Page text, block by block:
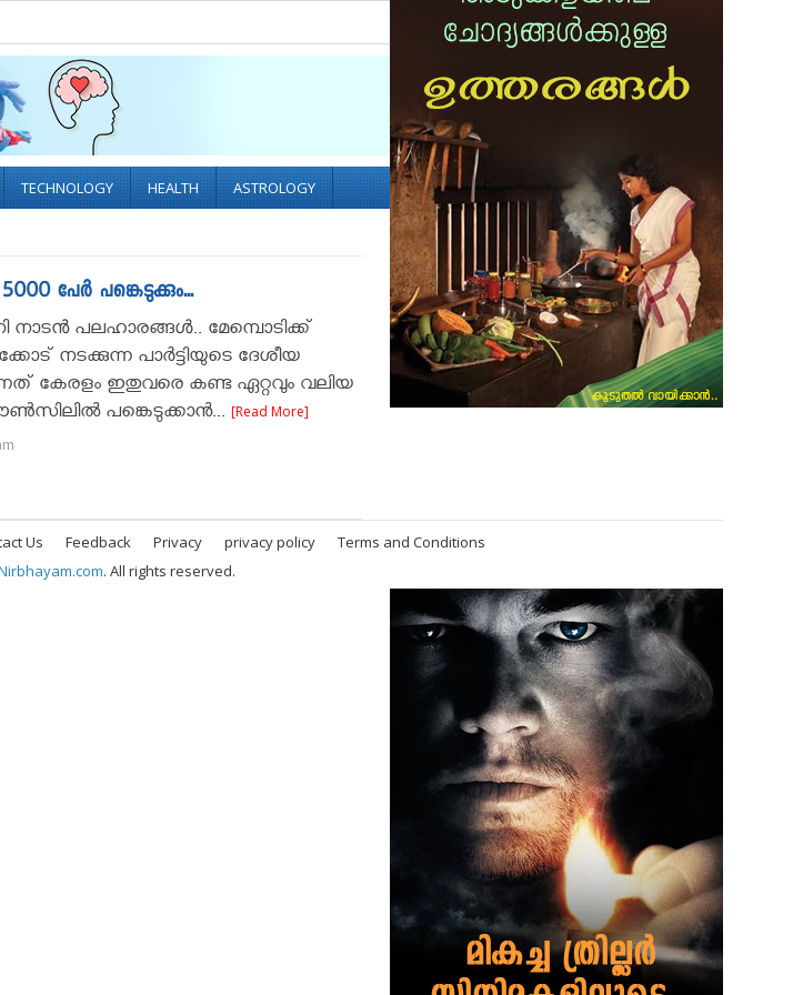
Socialize with us
TECHNOLOGY HEALTH ASTROLOGY
പേർ പങ്കെടുക്കും...
നാടൻ പലഹാരങ്ങൾ.. മേമ്പൊടിക്ക്
നടക്കുന്ന പാര്‍ട്ടിയുടെ ദേശീയ
കേരളം ഇതുവരെ കണ്ട ഏറ്റവും വലിയ
പങ്കെടുക്കാന്‍... [Read More]
Us Feedback Privacy privacy policy
Terms and Conditions
. All rights reserved.